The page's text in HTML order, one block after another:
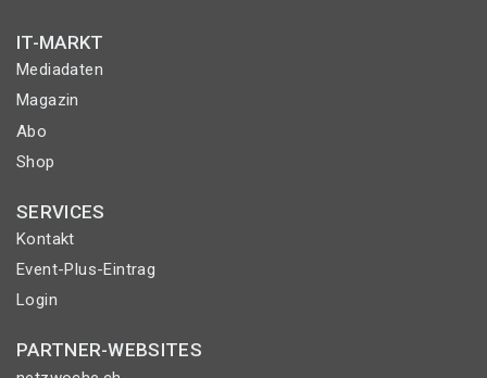
IT-MARKT
Mediadaten
Magazin
Abo
Shop
SERVICES
Kontakt
Event-Plus-Eintrag
Login
PARTNER-WEBSITES